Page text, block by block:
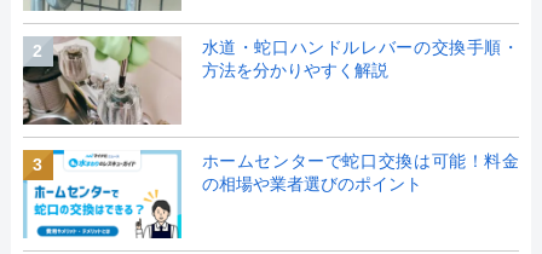
2
水道・蛇口ハンドルレバーの交換手順・
方法を分かりやすく解説
3
ホームセンターで蛇口交換は可能！料金
の相場や業者選びのポイント